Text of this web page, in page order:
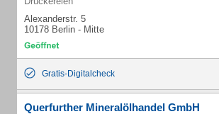
Alexanderstr. 5
10178 Berlin - Mitte
Gratis-Digitalcheck
Querfurther Mineralölhandel GmbH